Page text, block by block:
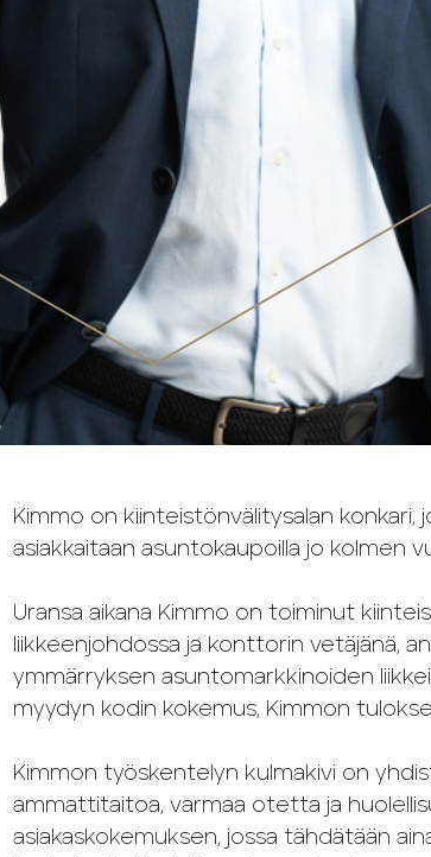
Kimmo on kiinteistönvälitysalan konkari,
asiakkaitaan asuntokaupoilla jo kolmen
Uransa aikana Kimmo on toiminut
liikkeenjohdossa ja konttorin vetäjänä,
ymmärryksen asuntomarkkinoiden
myydyn kodin kokemus, Kimmon
Kimmon työskentelyn kulmakivi on
ammattitaitoa, varmaa otetta ja
asiakaskokemuksen, jossa tähdätään